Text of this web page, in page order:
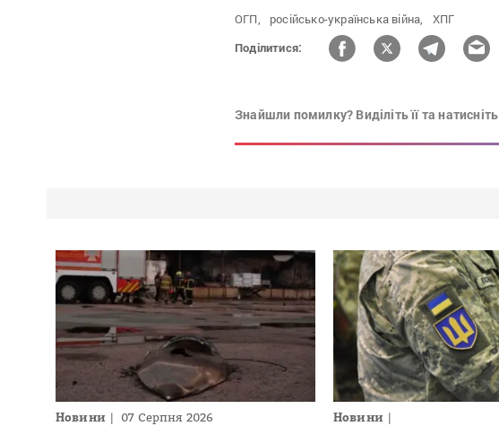
ОГП,
російсько-українська війна,
ХПГ
Поділитися:
Знайшли помилку? Виділіть її та натисніть
Новини 07 Серпня 2026 Новини